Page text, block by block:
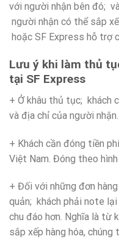
với người nhận bên đó;
người nhận có thể sắp
hoặc SF Express hỗ trợ
Lưu ý khi làm thủ
tại SF Express
+ Ở khâu thủ tục; khách
và địa chỉ của người nhận.
+ Khách cần đóng tiền
Việt Nam. Đóng theo
+ Đối với những đơn
quản; khách phải note
chu đáo hơn. Nghĩa là từ
sắp xếp hàng hóa,